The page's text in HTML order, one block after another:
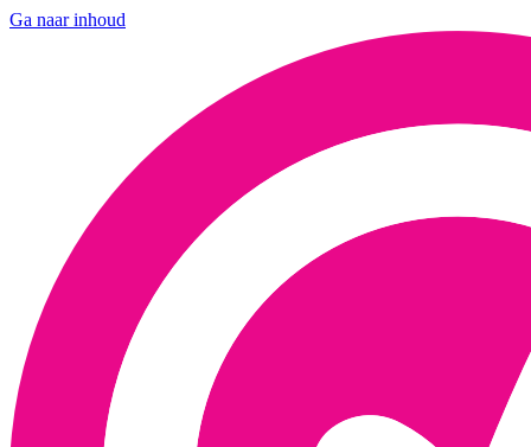
Ga naar inhoud